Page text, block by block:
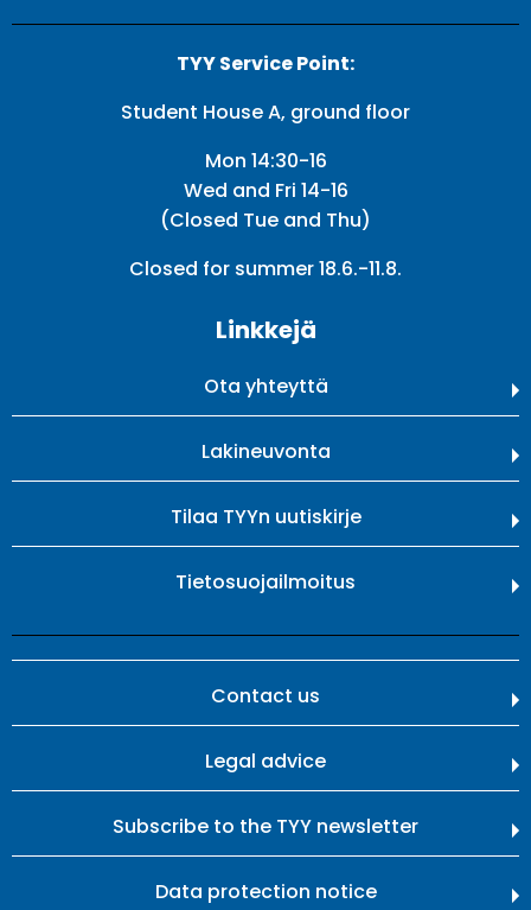
TYY Service Point:
Student House A, ground floor
Mon 14:30-16
Wed and Fri 14-16
(Closed Tue and Thu)
Closed for summer 18.6.-11.8.
Linkkejä
Ota yhteyttä
Lakineuvonta
Tilaa TYYn uutiskirje
Tietosuojailmoitus
Contact us
Legal advice
Subscribe to the TYY newsletter
Data protection notice